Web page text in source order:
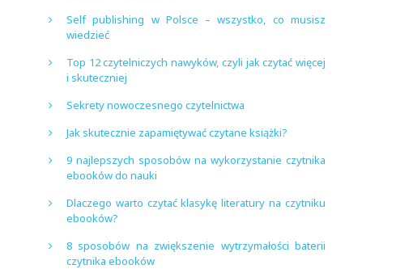
Self publishing w Polsce – wszystko, co musisz
wiedzieć
Top 12 czytelniczych nawyków, czyli jak czytać więcej
i skuteczniej
Sekrety nowoczesnego czytelnictwa
Jak skutecznie zapamiętywać czytane książki?
9 najlepszych sposobów na wykorzystanie czytnika
ebooków do nauki
Dlaczego warto czytać klasykę literatury na czytniku
ebooków?
8 sposobów na zwiększenie wytrzymałości baterii
czytnika ebooków